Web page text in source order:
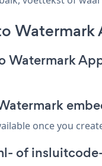
Watermark
Watermark
once you
of